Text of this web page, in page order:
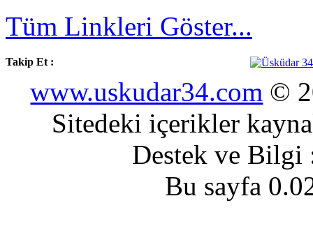
Tüm Linkleri Göster...
Takip Et :
www.uskudar34.com ©
Sitedeki içerikler
Destek ve
Bu sayfa